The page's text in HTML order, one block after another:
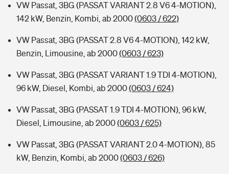
VW Passat, 3BG (PASSAT VARIANT 2.8 V6 4-MOTION),
142 kW, Benzin, Kombi, ab 2000(0603 / 622)
VW Passat, 3BG (PASSAT 2.8 V6 4-MOTION), 142 kW,
Benzin, Limousine, ab 2000(0603 / 623)
VW Passat, 3BG (PASSAT VARIANT 1.9 TDI 4-MOTION),
96 kW, Diesel, Kombi, ab 2000(0603 / 624)
VW Passat, 3BG (PASSAT 1.9 TDI 4-MOTION), 96 kW,
Diesel, Limousine, ab 2000(0603 / 625)
VW Passat, 3BG (PASSAT VARIANT 2.0 4-MOTION), 85
kW, Benzin, Kombi, ab 2000(0603 / 626)